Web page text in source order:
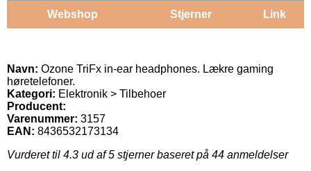
Webshop Stjerner Link
Navn: Ozone TriFx in-ear headphones. Lækre gaming
høretelefoner.
Kategori: Elektronik > Tilbehoer
Producent:
Varenummer: 3157
EAN: 8436532173134
Vurderet til 4.3 ud af 5 stjerner baseret på 44 anmeldelser